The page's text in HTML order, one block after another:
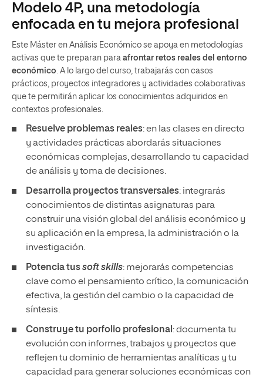
Modelo 4P, una metodología
enfocada en tu mejora profesional
Este Máster en Análisis Económico se apoya en metodologías
activas que te preparan para afrontar retos reales del entorno
económico. A lo largo del curso, trabajarás con casos
prácticos, proyectos integradores y actividades colaborativas
que te permitirán aplicar los conocimientos adquiridos en
contextos profesionales.
Resuelve problemas reales: en las clases en directo
y actividades prácticas abordarás situaciones
económicas complejas, desarrollando tu capacidad
de análisis y toma de decisiones.
Desarrolla proyectos transversales: integrarás
conocimientos de distintas asignaturas para
construir una visión global del análisis económico y
su aplicación en la empresa, la administración o la
investigación.
Potencia tussoft skills: mejorarás competencias
clave como el pensamiento crítico, la comunicación
efectiva, la gestión del cambio o la capacidad de
síntesis.
Construye tu porfolio profesional : documenta tu
evolución con informes, trabajos y proyectos que
reflejen tu dominio de herramientas analíticas y tu
capacidad para generar soluciones económicas con